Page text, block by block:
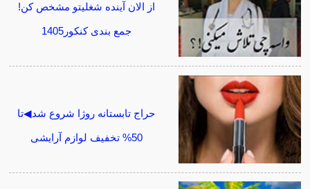
از الان آینده شغلیتو مشخص کن!
جمع بندی کنکور1405
حراج تابستانه روژا شروع شد◀تا
50% تخفیف لوازم آرایشی